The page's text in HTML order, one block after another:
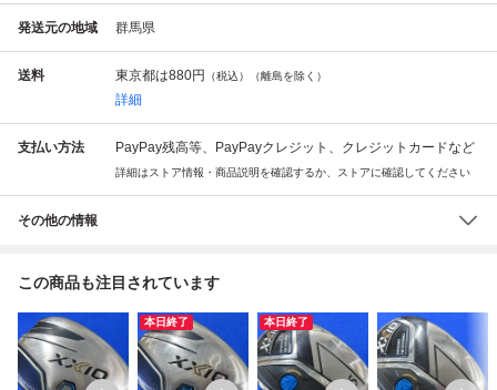
発送元の地域 群馬県
送料 東京都は880円 （税込）（離島を除く）
詳細
支払い方法 PayPay残高等、PayPayクレジット、クレジットカードなど
詳細はストア情報・商品説明を確認するか、ストアに確認してください
その他の情報
この商品も注目されています
本日終了 本日終了